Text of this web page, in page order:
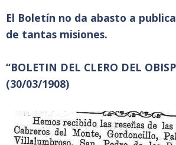
El Boletín no da abasto a
de tantas misiones.
“BOLETIN DEL CLERO DEL
(30/03/1908)